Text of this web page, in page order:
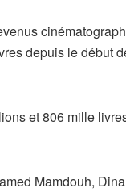
depuis le début
et 806 mille
Mamdouh,